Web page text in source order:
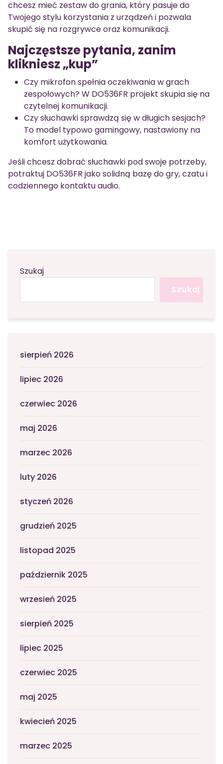
chcesz mieć zestaw do grania, który pasuje do
Twojego stylu korzystania z urządzeń i pozwala
skupić się na rozgrywce oraz komunikacji.
Najczęstsze pytania, zanim
klikniesz „kup”
Czy mikrofon spełnia oczekiwania w grach
zespołowych? W DO536FR projekt skupia się na
czytelnej komunikacji.
Czy słuchawki sprawdzą się w długich sesjach?
To model typowo gamingowy, nastawiony na
komfort użytkowania.
Jeśli chcesz dobrać słuchawki pod swoje potrzeby,
potraktuj DO536FR jako solidną bazę do gry, czatu i
codziennego kontaktu audio.
Szukaj
Szukaj
sierpień 2026
lipiec 2026
czerwiec 2026
maj 2026
marzec 2026
luty 2026
styczeń 2026
grudzień 2025
listopad 2025
październik 2025
wrzesień 2025
sierpień 2025
lipiec 2025
czerwiec 2025
maj 2025
kwiecień 2025
marzec 2025